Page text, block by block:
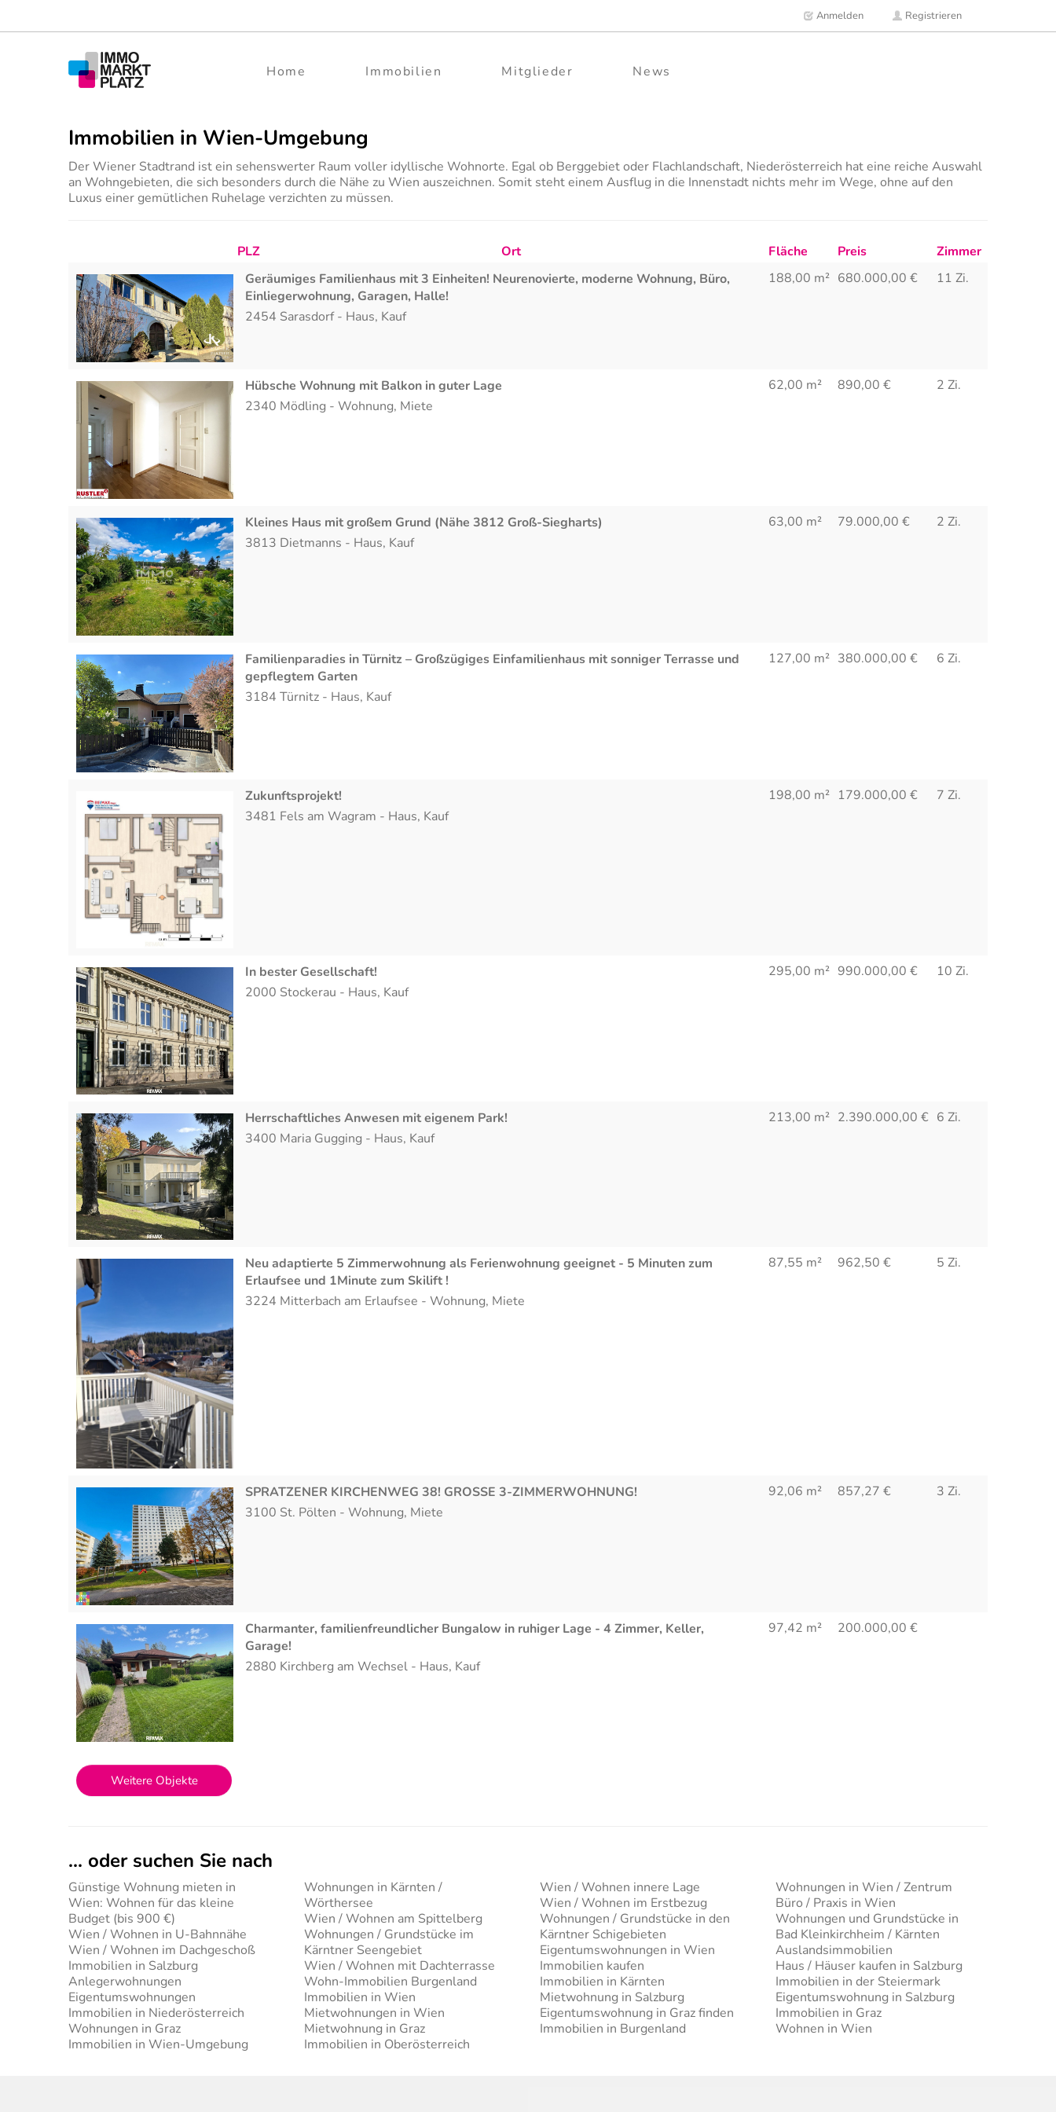
Anmelden Registrieren
Home Immobilien Mitglieder News
Immobilien in Wien-Umgebung
Der Wiener Stadtrand ist ein sehenswerter Raum voller idyllische Wohnorte. Egal ob Berggebiet oder Flachlandschaft, Niederösterreich hat eine reiche Auswahl
an Wohngebieten, die sich besonders durch die Nähe zu Wien auszeichnen. Somit steht einem Ausflug in die Innenstadt nichts mehr im Wege, ohne auf den
Luxus einer gemütlichen Ruhelage verzichten zu müssen.
PLZ Ort Fläche Preis
Zimmer
Geräumiges Familienhaus mit 3 Einheiten! Neurenovierte, moderne Wohnung, Büro,
Einliegerwohnung, Garagen, Halle!
2454 Sarasdorf - Haus, Kauf
188,00 m² 680.000,00 € 11 Zi.
Hübsche Wohnung mit Balkon in guter Lage
2340 Mödling - Wohnung, Miete
62,00 m² 890,00 € 2 Zi.
Kleines Haus mit großem Grund (Nähe 3812 Groß-Siegharts)
3813 Dietmanns - Haus, Kauf
63,00 m² 79.000,00 € 2 Zi.
Familienparadies in Türnitz – Großzügiges Einfamilienhaus mit sonniger Terrasse und
gepflegtem Garten
3184 Türnitz - Haus, Kauf
127,00 m² 380.000,00 € 6 Zi.
Zukunftsprojekt!
3481 Fels am Wagram - Haus, Kauf
198,00 m² 179.000,00 € 7 Zi.
In bester Gesellschaft!
2000 Stockerau - Haus, Kauf
295,00 m² 990.000,00 € 10 Zi.
Herrschaftliches Anwesen mit eigenem Park!
3400 Maria Gugging - Haus, Kauf
213,00 m² 2.390.000,00 € 6 Zi.
Neu adaptierte 5 Zimmerwohnung als Ferienwohnung geeignet - 5 Minuten zum
Erlaufsee und 1Minute zum Skilift !
3224 Mitterbach am Erlaufsee - Wohnung, Miete
87,55 m² 962,50 € 5 Zi.
SPRATZENER KIRCHENWEG 38! GROSSE 3-ZIMMERWOHNUNG!
3100 St. Pölten - Wohnung, Miete
92,06 m² 857,27 € 3 Zi.
Charmanter, familienfreundlicher Bungalow in ruhiger Lage - 4 Zimmer, Keller,
Garage!
2880 Kirchberg am Wechsel - Haus, Kauf
97,42 m² 200.000,00 €
Weitere Objekte
... oder suchen Sie nach
Günstige Wohnung mieten in
Wien: Wohnen für das kleine
Budget (bis 900 €)
Wien / Wohnen in U-Bahnnähe
Wien / Wohnen im Dachgeschoß
Immobilien in Salzburg
Anlegerwohnungen
Eigentumswohnungen
Immobilien in Niederösterreich
Wohnungen in Graz
Immobilien in Wien-Umgebung
Wohnungen in Kärnten /
Wörthersee
Wien / Wohnen am Spittelberg
Wohnungen / Grundstücke im
Kärntner Seengebiet
Wien / Wohnen mit Dachterrasse
Wohn-Immobilien Burgenland
Immobilien in Wien
Mietwohnungen in Wien
Mietwohnung in Graz
Immobilien in Oberösterreich
Wien / Wohnen innere Lage
Wien / Wohnen im Erstbezug
Wohnungen / Grundstücke in den
Kärntner Schigebieten
Eigentumswohnungen in Wien
Immobilien kaufen
Immobilien in Kärnten
Mietwohnung in Salzburg
Eigentumswohnung in Graz finden
Immobilien in Burgenland
Wohnungen in Wien / Zentrum
Büro / Praxis in Wien
Wohnungen und Grundstücke in
Bad Kleinkirchheim / Kärnten
Auslandsimmobilien
Haus / Häuser kaufen in Salzburg
Immobilien in der Steiermark
Eigentumswohnung in Salzburg
Immobilien in Graz
Wohnen in Wien